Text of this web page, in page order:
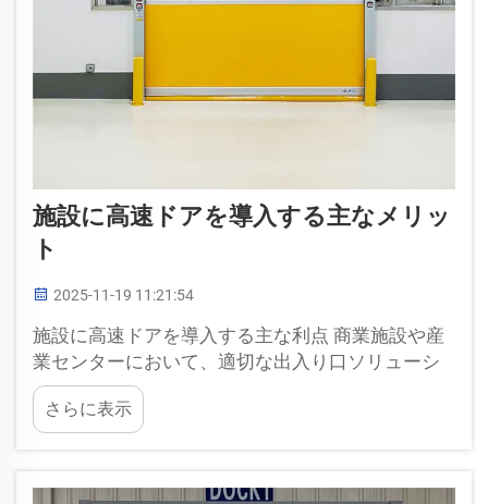
施設に高速ドアを導入する主なメリッ
ト
2025-11-19 11:21:54
施設に高速ドアを導入する主な利点 商業施設や産
業センターにおいて、適切な出入り口ソリューシ
ョンを選定することは、日々の業務運営、安全
性、長期的なコストに直接影響します。高速ドア
は、その中核となる...
さらに表示